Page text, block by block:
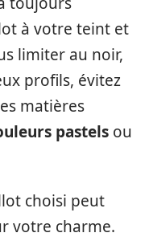
à votre teint et
limiter au noir,
profils, évitez
matières
pastels ou
choisi peut
votre charme.